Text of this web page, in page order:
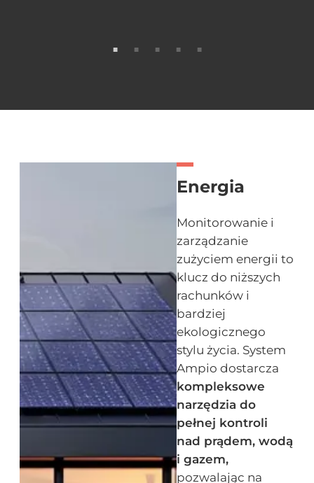
Energia
Monitorowanie i
zarządzanie
zużyciem energii to
klucz do niższych
rachunków i
bardziej
ekologicznego
stylu życia. System
Ampio dostarcza
kompleksowe
narzędzia do
pełnej kontroli
nad prądem, wodą
i gazem,
pozwalając na